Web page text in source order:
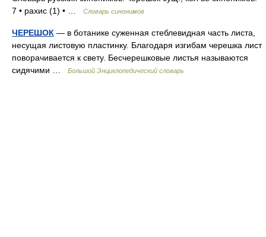
7 • рахис (1) • …
Словарь синонимов
ЧЕРЕШОК — в ботанике суженная стеблевидная часть листа,
несущая листовую пластинку. Благодаря изгибам черешка лист
поворачивается к свету. Бесчерешковые листья называются
сидячими …
Большой Энциклопедический словарь